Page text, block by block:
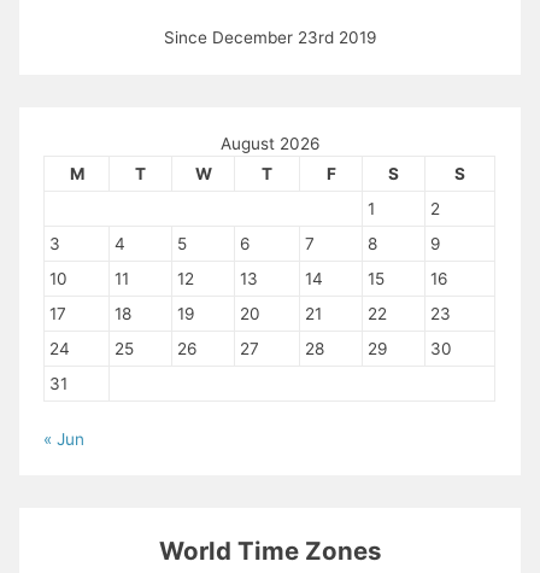
Since December 23rd 2019
August 2026
M
T W T F S
S
1
2
3
4 5 6 7 8
9
10
11 12 13 14 15
16
17
18 19 20 21 22
23
24
25 26 27 28 29
30
31
« Jun
World Time Zones